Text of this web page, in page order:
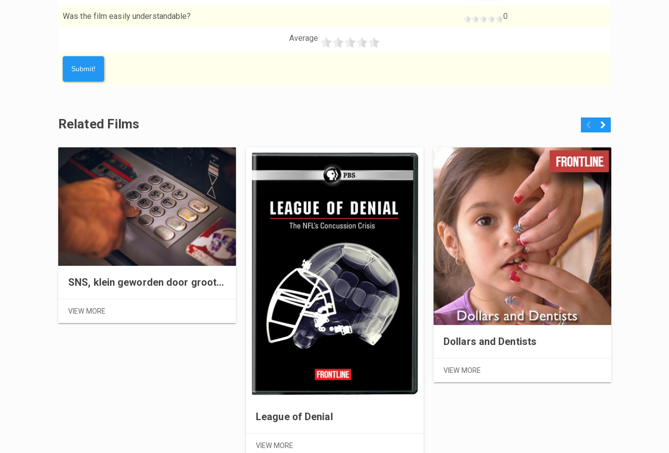
Was the film easily understandable? 0
Average
Related Films Previous
SNS, klein geworden door groot te doen
VIEW MORE
League of Denial
VIEW MORE
Dollars and Dentists
VIEW MORE
Next